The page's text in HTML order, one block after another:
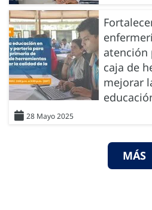
atención
caja de
mejorar
28 Mayo 2025
MÁS